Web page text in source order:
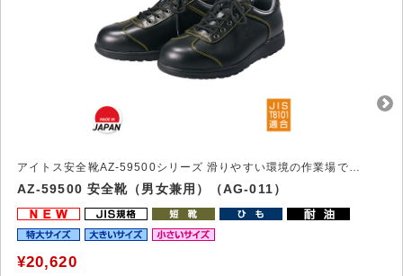
アイトス安全靴AZ-59500シリーズ 滑りやすい環境の作業場で力を発揮する安全靴
AZ-59500 安全靴（男女兼用）（AG-011）
¥20,620